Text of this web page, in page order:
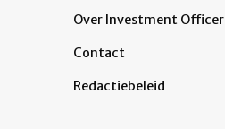
Over Investment Officer
Contact
Redactiebeleid